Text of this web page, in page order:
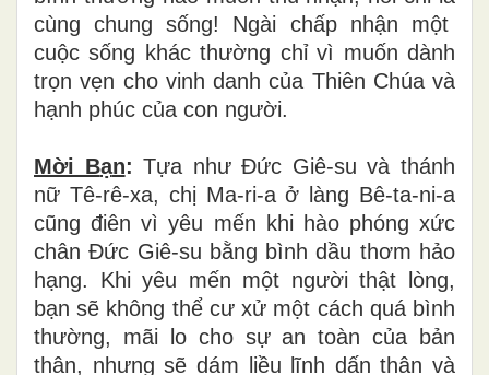
cùng chung sống! Ngài chấp nhận một
cuộc sống khác thường chỉvì muốn dành
trọn vẹn cho vinh danh của Thiên Chúa và
hạnh phúc của con người.
Mời Bạn: Tựa như Đức Giê-su và thánh
nữ Tê-rê-xa, chị Ma-ri-aở làng Bê-ta-ni-a
cũngđiên vì yêu mến khi hào phóng xức
chânĐức Giê-su bằng bình dầu thơm hảo
hạng. Khi yêu mến một người thật lòng,
bạn sẽ không thểcưxử một cách quábình
thường, mãi lo cho sựan toàn của bản
thân, nhưng sẽ dám liều lĩnh dấn thân và